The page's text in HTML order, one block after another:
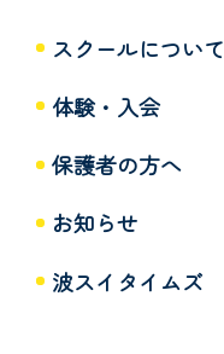
スクールについて
体験・入会
保護者の方へ
お知らせ
波スイタイムズ